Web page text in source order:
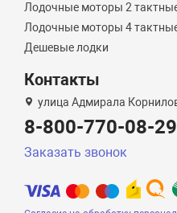
Лодочные моторы 2
Лодочные моторы 4
Дешевые лодки
Контакты
улица Адмирала
8-800-770-08-29
Заказать звонок